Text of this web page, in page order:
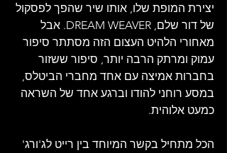
יצירת המופת שלו, אותו שיר שהפך לפסקול
של דור שלם, DREAM WEAVER. אבל
מאחורי הלהיט העצום הזה מסתתר סיפור
עמוק ומרתק הרבה יותר, סיפור ששזור
בחברות אמיצה עם אחד מחברי הביטלס,
במסע רוחני להודו וברגע אחד של השראה
כמעט אלוהית.
הכל מתחיל בקשר המיוחד בין רייט לג'ורג'